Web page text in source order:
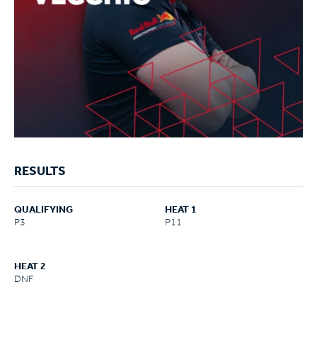
RESULTS
QUALIFYING
P3
HEAT 1
P11
HEAT 2
DNF